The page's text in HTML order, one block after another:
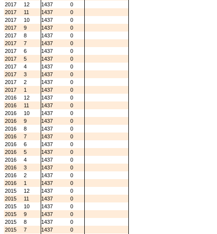
2017
12 1437
0
2017
11 1437
0
2017
10 1437
0
2017
9 1437
0
2017
8 1437
0
2017
7 1437
0
2017
6 1437
0
2017
5 1437
0
2017
4 1437
0
2017
3 1437
0
2017
2 1437
0
2017
1 1437
0
2016
12 1437
0
2016
11 1437
0
2016
10 1437
0
2016
9 1437
0
2016
8 1437
0
2016
7 1437
0
2016
6 1437
0
2016
5 1437
0
2016
4 1437
0
2016
3 1437
0
2016
2 1437
0
2016
1 1437
0
2015
12 1437
0
2015
11 1437
0
2015
10 1437
0
2015
9 1437
0
2015
8 1437
0
2015
7 1437
0